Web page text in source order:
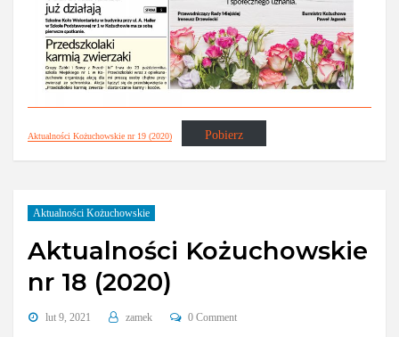
Aktualności Kożuchowskie nr 19 (2020) Pobierz
Aktualności Kożuchowskie
Aktualności Kożuchowskie
nr 18 (2020)
lut 9, 2021 zamek 0 Comment